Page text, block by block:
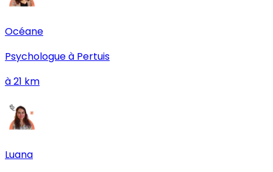
Océane
Psychologue à Pertuis
à21 km
Luana